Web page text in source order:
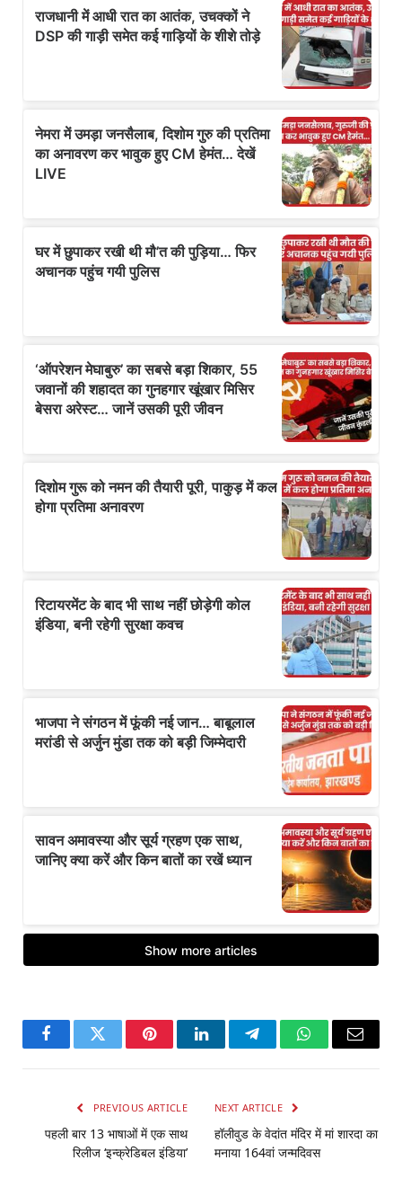
FacebookTwitter PinterestLinkedInTelegramWhatsApp
Email
PREVIOUS ARTICLE
पहली बार 13 भाषाओं में एक साथ
रिलीज ‘इन्क्रेडिबल इंडिया’
NEXT ARTICLE
हॉलीवुड के वेदांत मंदिर में मां शारदा का
मनाया 164वां जन्मदिवस